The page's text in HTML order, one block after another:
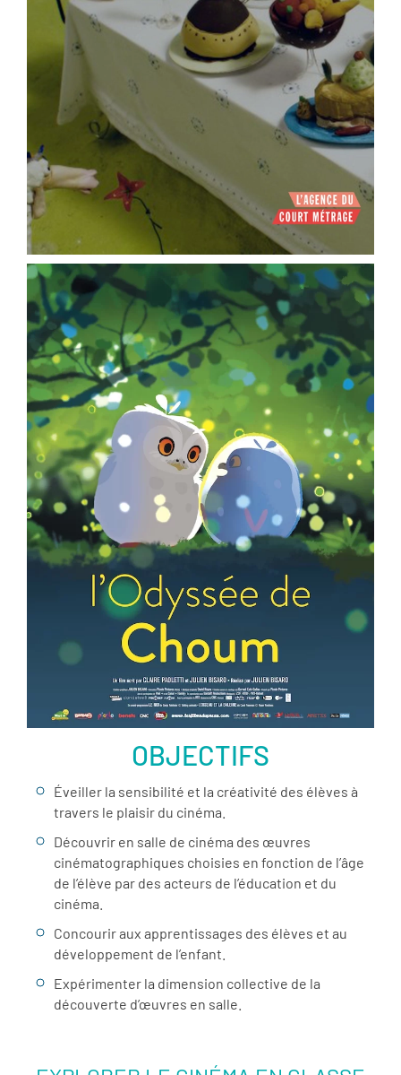
Voir la fiche film
ème
Voir la fiche film
OBJECTIFS
Éveiller la sensibilité et la créativité des élèves à
travers le plaisir du cinéma.
Découvrir en salle de cinéma des œuvres
cinématographiques choisies en fonction de l’âge
de l’élève par des acteurs de l’éducation et du
cinéma.
Concourir aux apprentissages des élèves et au
développement de l’enfant.
Expérimenter la dimension collective de la
découverte d’œuvres en salle.